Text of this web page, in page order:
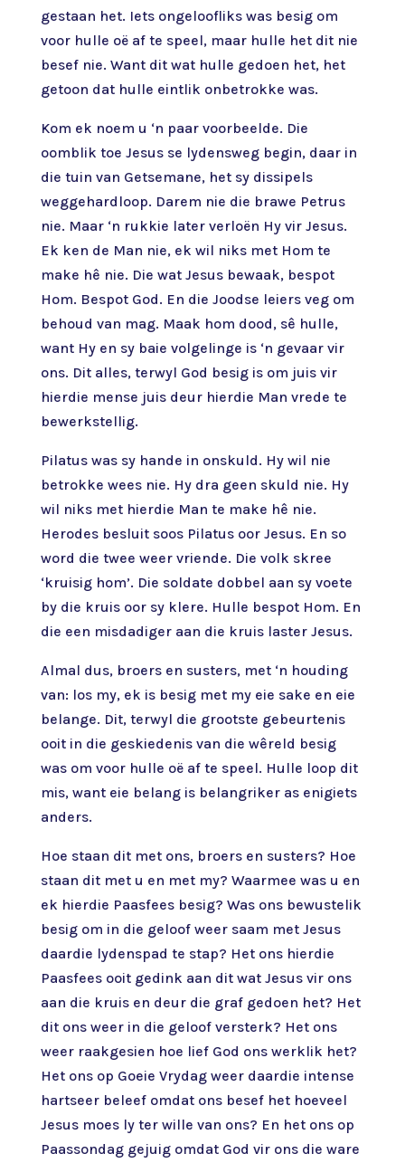
gestaan het. Iets ongeloofliks was besig om
voor hulle oë af te speel, maar hulle het dit nie
besef nie. Want dit wat hulle gedoen het, het
getoon dat hulle eintlik onbetrokke was.
Kom ek noem u ‘n paar voorbeelde. Die
oomblik toe Jesus se lydensweg begin, daar in
die tuin van Getsemane, het sy dissipels
weggehardloop. Darem nie die brawe Petrus
nie. Maar ‘n rukkie later verloën Hy vir Jesus.
Ek ken de Man nie, ek wil niks met Hom te
make hê nie. Die wat Jesus bewaak, bespot
Hom. Bespot God. En die Joodse leiers veg om
behoud van mag. Maak hom dood, sê hulle,
want Hy en sy baie volgelinge is ‘n gevaar vir
ons. Dit alles, terwyl God besig is om juis vir
hierdie mense juis deur hierdie Man vrede te
bewerkstellig.
Pilatus was sy hande in onskuld. Hy wil nie
betrokke wees nie. Hy dra geen skuld nie. Hy
wil niks met hierdie Man te make hê nie.
Herodes besluit soos Pilatus oor Jesus. En so
word die twee weer vriende. Die volk skree
‘kruisig hom’. Die soldate dobbel aan sy voete
by die kruis oor sy klere. Hulle bespot Hom. En
die een misdadiger aan die kruis laster Jesus.
Almal dus, broers en susters, met ‘n houding
van: los my, ek is besig met my eie sake en eie
belange. Dit, terwyl die grootste gebeurtenis
ooit in die geskiedenis van die wêreld besig
was om voor hulle oë af te speel. Hulle loop dit
mis, want eie belang is belangriker as enigiets
anders.
Hoe staan dit met ons, broers en susters? Hoe
staan dit met u en met my? Waarmee was u en
ek hierdie Paasfees besig? Was ons bewustelik
besig om in die geloof weer saam met Jesus
daardie lydenspad te stap? Het ons hierdie
Paasfees ooit gedink aan dit wat Jesus vir ons
aan die kruis en deur die graf gedoen het? Het
dit ons weer in die geloof versterk? Het ons
weer raakgesien hoe lief God ons werklik het?
Het ons op Goeie Vrydag weer daardie intense
hartseer beleef omdat ons besef het hoeveel
Jesus moes ly ter wille van ons? En het ons op
Paassondag gejuig omdat God vir ons die ware